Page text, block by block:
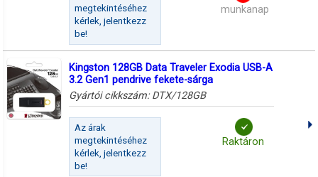
megtekintéséhez
kérlek, jelentkezz
be!
munkanap
Kingston 128GB Data Traveler Exodia USB-A
3.2 Gen1 pendrive fekete-sárga
Gyártói cikkszám: DTX/128GB
Az árak
megtekintéséhez
kérlek, jelentkezz
be!
Raktáron